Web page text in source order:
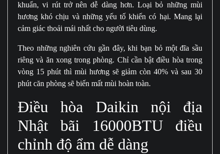
khuẩn, vi rút trở nên dễ dàng hơn. Loại bỏ những mùi
hương khó chịu và những yếu tố khiến có hại. Mang lại
cảm giác thoải mái nhất cho người tiêu dùng.
Theo những nghiên cứu gần đây, khi bạn bỏ một đĩa sầu
riêng và ăn xong trong phòng. Chỉ cần bật điều hòa trong
vòng 15 phút thì mùi hương sẽ giảm còn 40% và sau 30
phút căn phòng sẽ biến mất mùi hoàn toàn.
Điều hòa Daikin nội địa
Nhật bãi 16000BTU điều
chỉnh độ ẩm dễ dàng